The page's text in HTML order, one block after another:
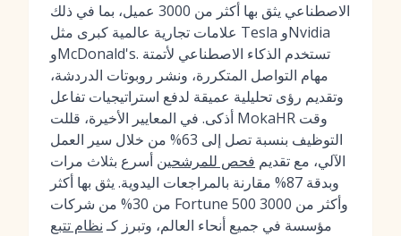
الاصطناعي يثق بها أكثر من 3000 عميل، بما في ذلك
علامات تجارية عالمية كبرى مثل Tesla وNvidia
وMcDonald's. تستخدم الذكاء الاصطناعي لأتمتة
مهام التواصل المتكررة، ونشر روبوتات الدردشة،
وتقديم رؤى تحليلية عميقة لدفع استراتيجيات تفاعل
أذكى. في المعايير الأخيرة، قللت MokaHR وقت
التوظيف بنسبة تصل إلى 63% من خلال سير العمل
الآلي، مع تقديم فحص للمرشحين أسرع بثلاث مرات
وبدقة 87% مقارنة بالمراجعات اليدوية. يثق بها أكثر
من 30% من شركات Fortune 500 وأكثر من 3000
مؤسسة في جميع أنحاء العالم، وتبرز كـنظام تتبع